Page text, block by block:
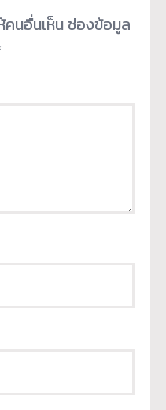
นอื่นเห็น ช่องข้อมูล